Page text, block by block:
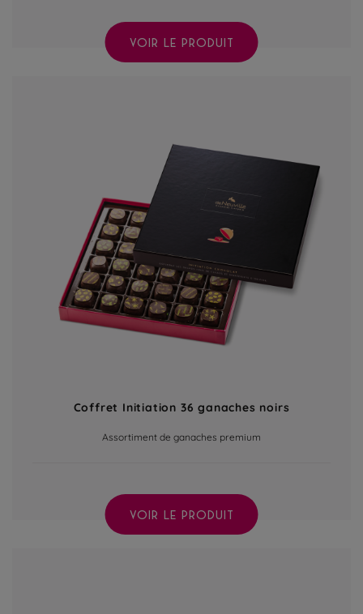
VOIR LE PRODUIT
Coffret Initiation 36 ganaches noirs
Assortiment de ganaches premium
VOIR LE PRODUIT